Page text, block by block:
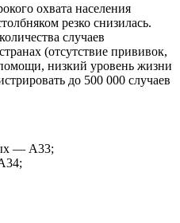
охвата населения
резко снизилась.
случаев
(отсутствие прививок,
низкий уровень жизни
до 500 000 случаев
— А33;